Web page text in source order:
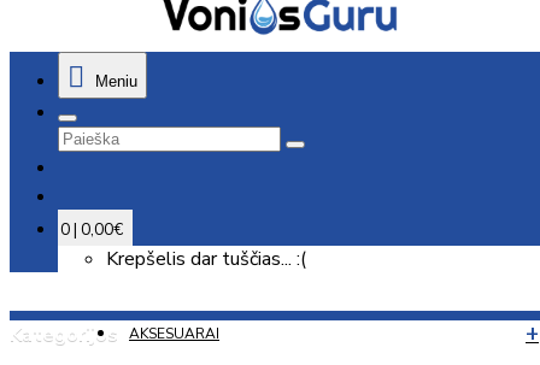
Meniu
0 | 0,00€
Krepšelis dar tuščias... :(
Kategorijos AKSESUARAI